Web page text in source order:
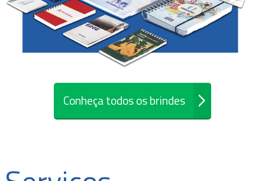
Conheça todos os brindes